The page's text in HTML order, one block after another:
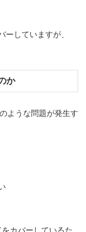
ーしていますが、
か
ような問題が発生す
カバーしているた